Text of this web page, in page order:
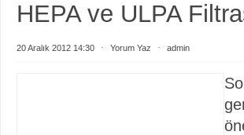
HEPA ve ULPA
20 Aralık 2012 14:30 ⋅ Yorum Yaz ⋅ admin